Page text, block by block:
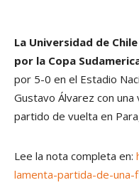
La Universidad de
por la Copa
por 5-0 en el Estadio
Gustavo Álvarez con
partido de vuelta en
Lee la nota completa en:
lamenta-partida-de-